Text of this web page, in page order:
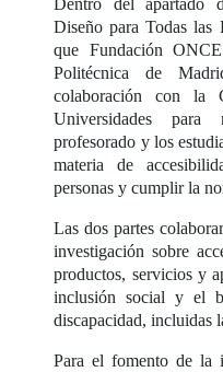
Diseño para Todas las
que Fundación
Politécnica de
colaboración con la
Universidades
profesorado y los
materia de
personas y cumplir la
Las dos partes
investigación sobre
productos, servicios y
inclusión social y el
discapacidad, incluidas
Para el fomento de la